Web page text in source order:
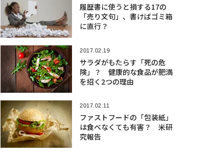
履歴書に使うと損する17の
「売り文句」、書けばゴミ箱
に直行？
2017.02.19
サラダがもたらす「死の危
険」？ 健康的な食品が肥満
を招く2つの理由
2017.02.11
ファストフードの「包装紙」
は食べなくても有害？ 米研
究報告